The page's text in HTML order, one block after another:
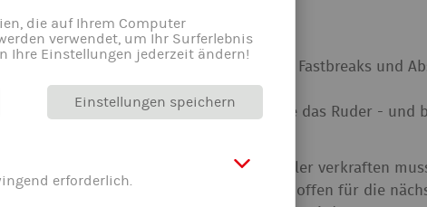
in der Defensive und konnte durch einige Fastbreaks und
- das vielbesagte Momentum.
übernahm in der wichtigen Phase das Ruder - und
nach Hause.
Team, welches nun 4 verletzte Spieler verkraften
Truppe - und lässt damit das Beste hoffen für die
die auf Ihrem Computer
verwendet, um Ihr Surferlebnis
Ihre Einstellungen jederzeit ändern!
Einstellungen speichern
erforderlich.